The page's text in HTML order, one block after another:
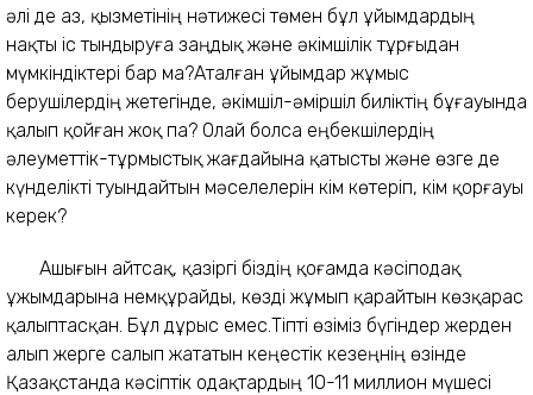
әлі де аз, қызметінің нәтижесі төмен бұл ұйымдардың
нақты іс тындыруға заңдық және әкімшілік тұрғыдан
мүмкіндіктері бар ма?Аталған ұйымдар жұмыс
берушілердің жетегінде, әкімшіл-әміршіл биліктің бұғауында
қалып қойған жоқ па? Олай болса еңбекшілердің
әлеуметтік-тұрмыстық жағдайына қатысты және өзге де
күнделікті туындайтын мәселелерін кім көтеріп, кім қорғауы
керек?
Ашығын айтсақ, қазіргі біздің қоғамда кәсіподақ
ұжымдарына немқұрайды, көзді жұмып қарайтын көзқарас
қалыптасқан. Бұл дұрыс емес.Тіпті өзіміз бүгіндер жерден
алып жерге салып жататын кеңестік кезеңнің өзінде
Қазақстанда кәсіптік одақтардың 10-11 миллион мүшесі